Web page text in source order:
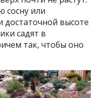
сосну или
высоте
садят в
так, чтобы оно